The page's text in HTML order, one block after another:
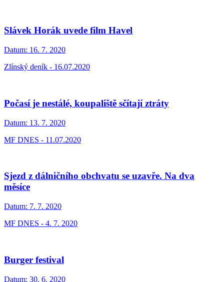
Slávek Horák uvede film Havel
Datum: 16. 7. 2020
Zlínský deník - 16.07.2020
Počasí je nestálé, koupaliště sčítají ztráty
Datum: 13. 7. 2020
MF DNES - 11.07.2020
Sjezd z dálničního obchvatu se uzavře. Na dva
měsíce
Datum: 7. 7. 2020
MF DNES - 4. 7. 2020
Burger festival
Datum: 30. 6. 2020